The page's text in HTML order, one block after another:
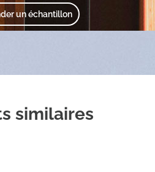
un échantillon
similaires